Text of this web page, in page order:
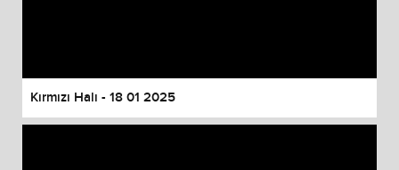
Kırmızı Halı - 18 01 2025